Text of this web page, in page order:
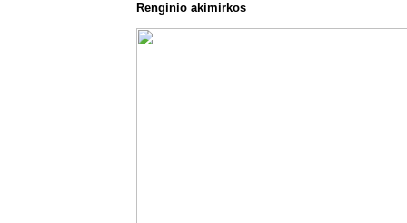
Renginio akimirkos